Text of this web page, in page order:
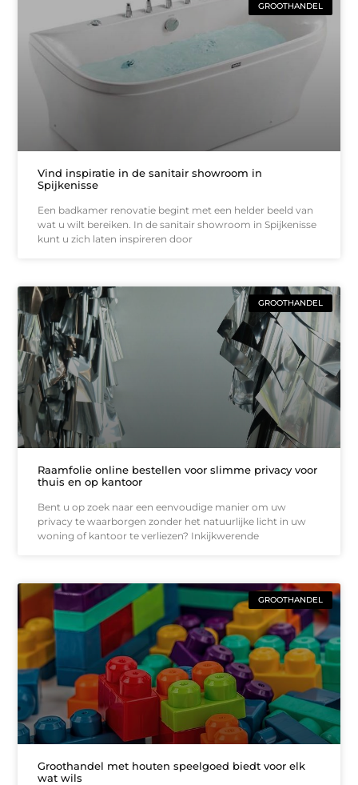
GROOTHANDEL
Vind inspiratie in de sanitair showroom in
Spijkenisse
Een badkamer renovatie begint met een helder beeld van
wat u wilt bereiken. In de sanitair showroom in Spijkenisse
kunt u zich laten inspireren door
GROOTHANDEL
Raamfolie online bestellen voor slimme privacy voor
thuis en op kantoor
Bent u op zoek naar een eenvoudige manier om uw
privacy te waarborgen zonder het natuurlijke licht in uw
woning of kantoor te verliezen? Inkijkwerende
GROOTHANDEL
Groothandel met houten speelgoed biedt voor elk
wat wils